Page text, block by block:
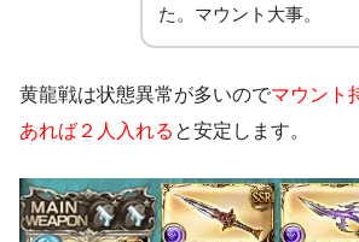
た。マウント大事。
黄龍戦は状態異常が多いのでマウント
あれば２人入れる と安定します。